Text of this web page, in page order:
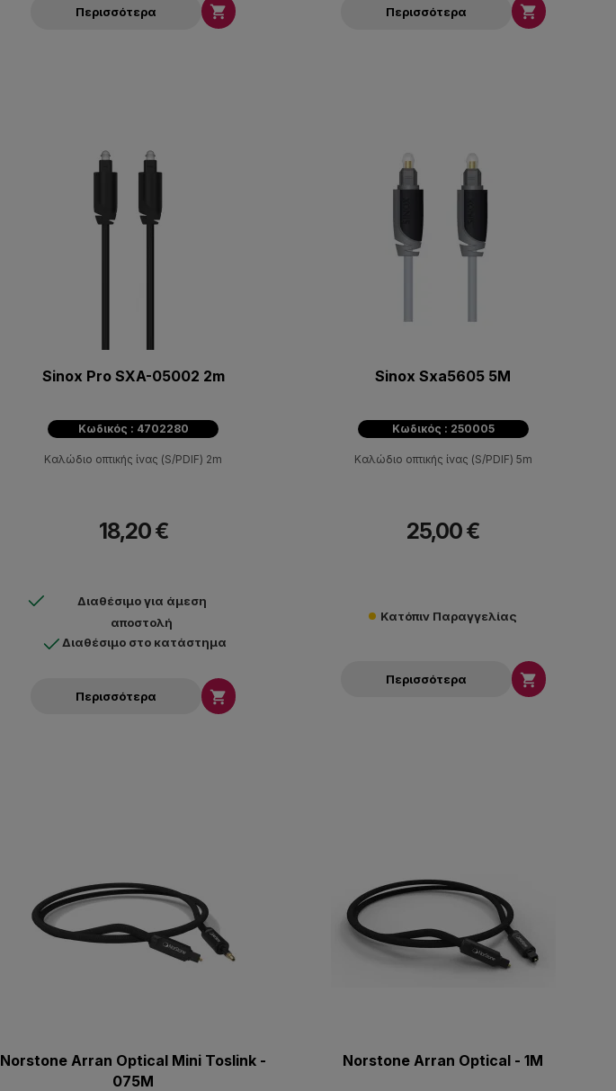
Περισσότερα  Περισσότερα 
Sinox Pro SXA-05002 2m
Κωδικός : 4702280
Καλώδιο οπτικής ίνας (S/PDIF) 2m
18,20 €
Διαθέσιμο για άμεση
αποστολή
Διαθέσιμο στο κατάστημα
Περισσότερα 
Sinox Sxa5605 5M
Κωδικός : 250005
Καλώδιο οπτικής ίνας (S/PDIF) 5m
25,00 €
Κατόπιν Παραγγελίας
Περισσότερα 
Norstone Arran Optical Mini Toslink -
075M
Norstone Arran Optical - 1M